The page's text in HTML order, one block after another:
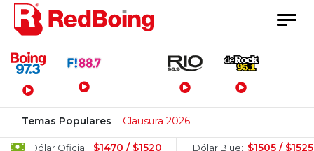
Menú Principal
Temas Populares Clausura 2026
Dólar Oficial: $1470 / $1520 Dólar Blue: $1505 / $1525